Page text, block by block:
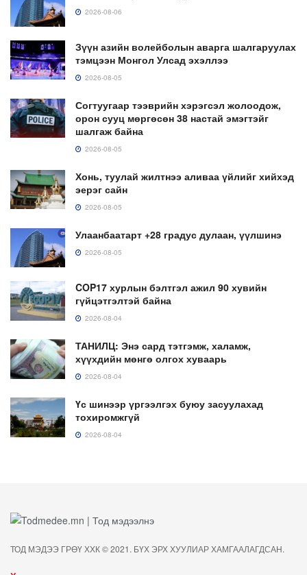
2026-08-06
Зүүн азийн волейболын аварга шалгаруулах
тэмцээн Монгол Улсад эхэллээ
2026-08-05
Согтуугаар тээврийн хэрэгсэл жолоодож,
орон сууц мөргөсөн 38 настай эмэгтэйг
шалгаж байна
2026-08-05
Хонь, туулай жилтнээ аливаа үйлийг хийхэд
эерэг сайн
2026-08-05
Улаанбаатарт +28 градус дулаан, үүлшинэ
2026-08-05
COP17 хурлын бэлтгэл ажил 90 хувийн
гүйцэтгэлтэй байна
2026-08-04
ТАНИЛЦ: Энэ сард тэтгэмж, халамж,
хүүхдийн мөнгө олгох хуваарь
2026-08-04
Үс шинээр үргээлгэх буюу засуулахад
тохиромжгүй
2026-08-04
ТОД МЭДЭЭ ГРӨҮ ХХК © 2021. БҮХ ЭРХ ХУУЛИАР ХАМГААЛАГДСАН.